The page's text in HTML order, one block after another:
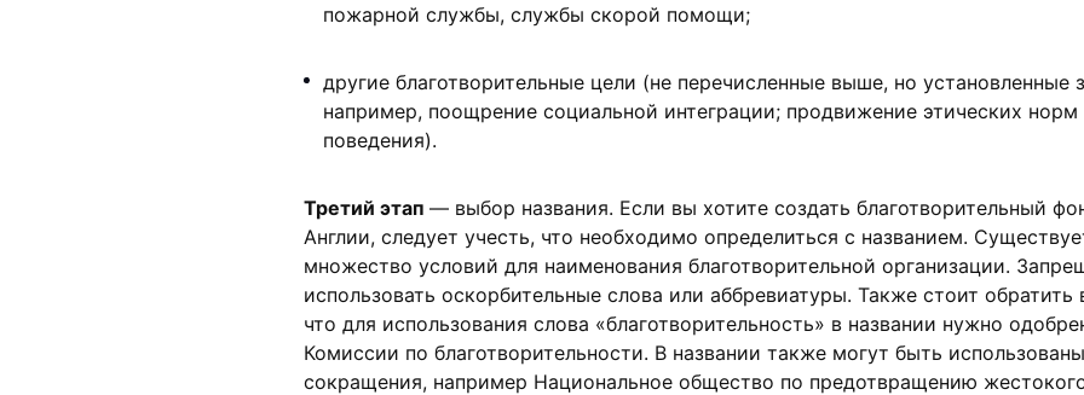
пожарной службы, службы скорой помощи;
другие благотворительные цели (не перечисленные выше, но установленные
например, поощрение социальной интеграции; продвижение этических норм
поведения).
Третий этап — выбор названия. Если вы хотите создать благотворительный
Англии, следует учесть, что необходимо определиться с названием.
множество условий для наименования благотворительной организации.
использовать оскорбительные слова или аббревиатуры. Также стоит обратить
что для использования слова «благотворительность» в названии нужно
Комиссии по благотворительности. В названии также могут быть использованы
сокращения, например Национальное общество по предотвращению